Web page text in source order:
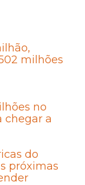
milhões
no
chegar a
do
próximas